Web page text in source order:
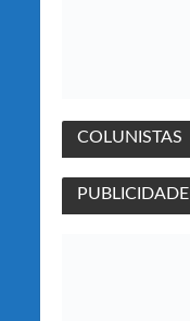
COLUNISTAS
PUBLICIDADE